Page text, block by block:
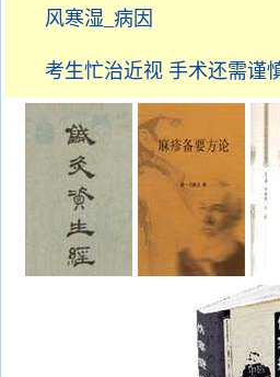
风寒湿_病因
考生忙治近视 手术还需谨